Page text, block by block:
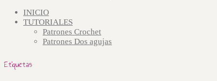
INICIO
TUTORIALES
Patrones Crochet
Patrones Dos agujas
Etiquetas